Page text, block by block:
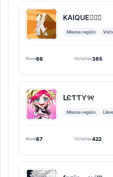
KAIQUE
Misma región
Nivel66 Victorias365
ԼЄƬƬƳㅤ୨୧
Misma región
Nivel67 Victorias422